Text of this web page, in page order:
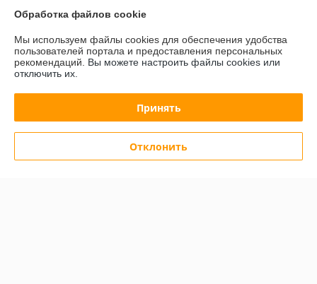
Полная версия сайта
Политика обработки cookies
Сайт создан на платформе Deal.by
Обработка файлов cookie
Мы используем файлы cookies для обеспечения удобства
пользователей портала и предоставления персональных
рекомендаций. Вы можете настроить файлы cookies или
отключить их.
Принять
Отклонить